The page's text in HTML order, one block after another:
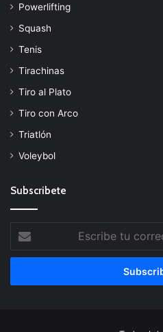
Powerlifting
Squash
Tenis
Tirachinas
Tiro al Plato
Tiro con Arco
Triatlón
Voleybol
Subscribete
tu
correo